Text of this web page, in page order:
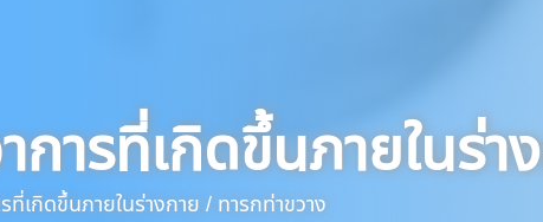
การที่เกิดขึ้นภายในร่า
ที่เกิดขึ้นภายในร่างกาย / ทารกท่าขวาง